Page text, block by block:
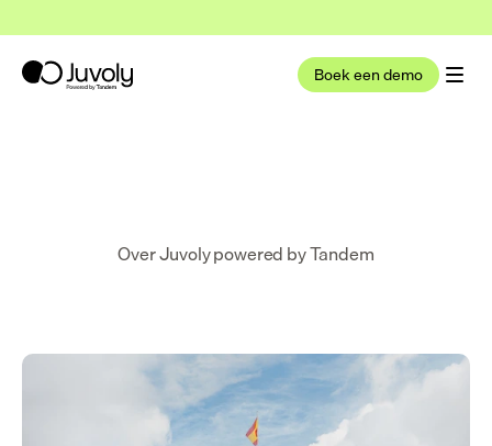
Boek een demo
Over Juvoly powered by Tandem